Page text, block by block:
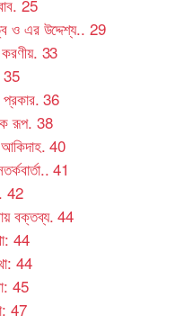
.25
ও এর উদ্দেশ্য..29
. 33
35
.36
রূপ.38
.40
..41
42
বক্তব্য.44
44
44
45
47